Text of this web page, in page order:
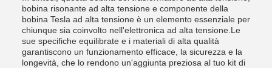
bobina risonante ad alta tensione e componente della
bobina Tesla ad alta tensione è un elemento essenziale per
chiunque sia coinvolto nell'elettronica ad alta tensione.Le
sue specifiche equilibrate e i materiali di alta qualità
garantiscono un funzionamento efficace, la sicurezza e la
longevità, che lo rendono un'aggiunta preziosa al tuo kit di